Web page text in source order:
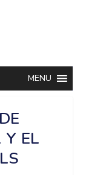
MENU
EL